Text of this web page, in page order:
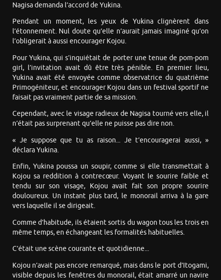
Nagisa demanda l’accord de Yukina.
Pendant un moment, les yeux de Yukina clignèrent dans
l’étonnement. Nul doute qu’elle n’aurait jamais imaginé qu’on
l’obligerait à aussi encourager Kojou.
Pour Yukina, qui s’inquiétait de porter une tenue de pom-pom
girl, l’invitation avait dû être très pénible. En premier lieu,
Yukina avait été envoyée comme observatrice du quatrième
Primogéniteur, et encourager Kojou dans un festival sportif ne
faisait pas vraiment partie de sa mission.
Cependant, avec le visage radieux de Nagisa tourné vers elle, il
n’était pas surprenant qu’elle ne puisse pas dire non.
« Je suppose que tu as raison... Je t’encouragerai aussi, »
déclara Yukina.
Enfin, Yukina poussa un soupir, comme si elle transmettait à
Kojou sa reddition à contrecœur. Voyant le sourire faible et
tendu sur son visage, Kojou avait fait son propre sourire
douloureux. Un instant plus tard, le monorail arriva à la gare
vers laquelle il se dirigeait.
Comme d’habitude, ils étaient sortis du wagon tous les trois en
même temps, en échangeant les formalités habituelles.
C’était une scène courante et quotidienne...
Kojou n’avait pas encore remarqué, mais dans le port d’Itogami,
visible depuis les fenêtres du monorail, était amarré un navire